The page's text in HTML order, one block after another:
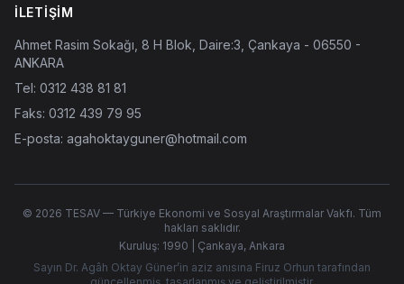
İLETIŞIM
Ahmet Rasim Sokağı, 8 H Blok, Daire:3, Çankaya - 06550 -
ANKARA
Tel: 0312 438 81 81
Faks: 0312 439 79 95
E-posta: agahoktayguner@hotmail.com
© 2026 TESAV — Türkiye Ekonomi ve Sosyal Araştırmalar Vakfı. Tüm
hakları saklıdır.
Kuruluş: 1990 | Çankaya, Ankara
Sayın Dr. Agâh Oktay Güner’in aziz anısına Firuz Orhun tarafından